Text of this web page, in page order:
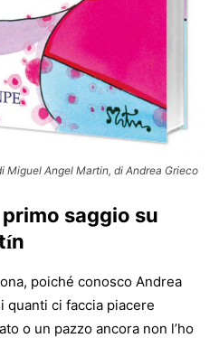
Miguel Angel Martin, di Andrea Grieco
saggio su
ín
poiché conosco Andrea
quanti ci faccia piacere
o un pazzo ancora non l’ho